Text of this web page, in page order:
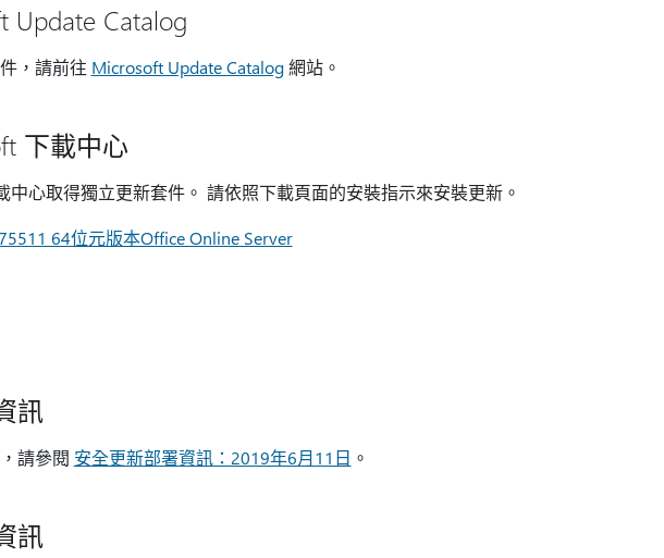
Update Catalog
，請前往 Microsoft Update Catalog網站。
下載中心
中心取得獨立更新套件。 請依照下載頁面的安裝指示來安裝更新。
64位元版本Office Online Server
訊
請參閱 安全更新部署資訊：2019年6月11日 。
訊